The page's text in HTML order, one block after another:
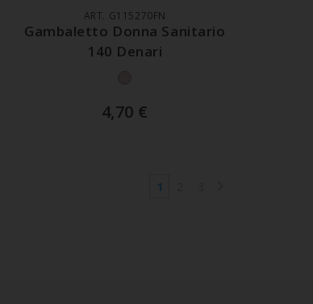
ART. G115270FN
Gambaletto Donna Sanitario
140 Denari
4,70 €
1